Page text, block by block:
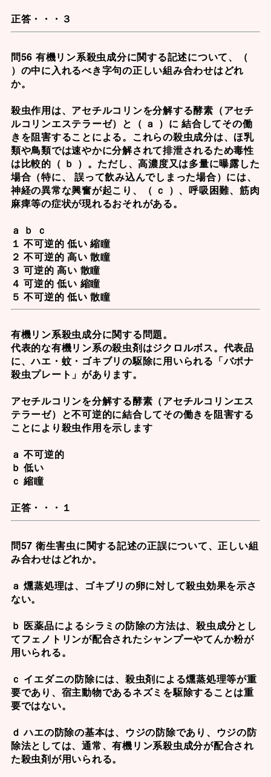
正答・・・３
問56 有機リン系殺虫成分に関する記述について、（
）の中に入れるべき字句の正しい組み合わせはどれ
か。
殺虫作用は、アセチルコリンを分解する酵素（アセチ
ルコリンエステラーゼ）と（ ａ ）に 結合してその働
きを阻害することによる。これらの殺虫成分は、ほ乳
類や鳥類では速やかに分解されて排泄されるため毒性
は比較的（ ｂ ）。ただし、高濃度又は多量に曝露した
場合（特に、 誤って飲み込んでしまった場合）には、
神経の異常な興奮が起こり、（ ｃ ）、呼吸困難、筋肉
麻痺等の症状が現れるおそれがある。
ａ ｂ ｃ
１ 不可逆的 低い 縮瞳
２ 不可逆的 高い 散瞳
３ 可逆的 高い 散瞳
４ 可逆的 低い 縮瞳
５ 不可逆的 低い 散瞳
有機リン系殺虫成分に関する問題。
代表的な有機リン系の殺虫剤はジクロルボス。代表品
に、ハエ・蚊・ゴキブリの駆除に用いられる「バポナ
殺虫プレート」があります。
アセチルコリンを分解する酵素（アセチルコリンエス
テラーゼ）と不可逆的に結合してその働きを阻害する
ことにより殺虫作用を示します
ａ 不可逆的
ｂ 低い
ｃ 縮瞳
正答・・・１
問57 衛生害虫に関する記述の正誤について、正しい組
み合わせはどれか。
ａ 燻蒸処理は、ゴキブリの卵に対して殺虫効果を示さ
ない。
ｂ 医薬品によるシラミの防除の方法は、殺虫成分とし
てフェノトリンが配合されたシャンプーやてんか粉が
用いられる。
ｃ イエダニの防除には、殺虫剤による燻蒸処理等が重
要であり、宿主動物であるネズミを駆除することは重
要ではない。
ｄ ハエの防除の基本は、ウジの防除であり、ウジの防
除法としては、通常、有機リン系殺虫成分が配合され
た殺虫剤が用いられる。